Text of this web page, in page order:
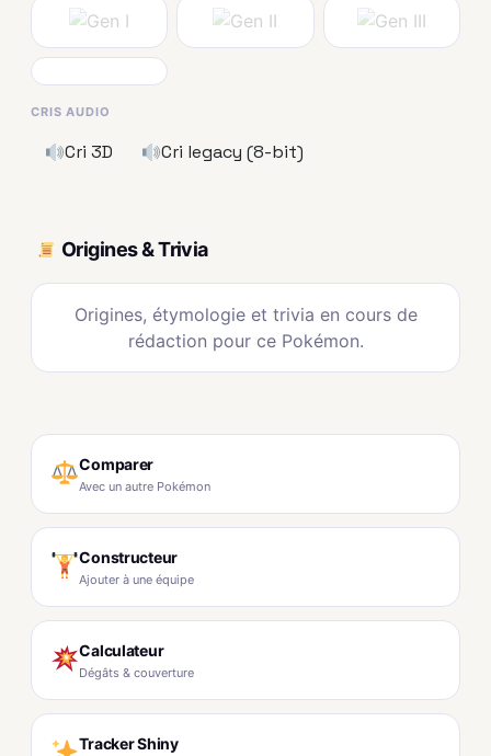
CRIS AUDIO
Cri 3D Cri legacy (8-bit)
Origines & Trivia
Origines, étymologie et trivia en cours de
rédaction pour ce Pokémon.
Comparer
Avec un autre Pokémon
Constructeur
Ajouter à une équipe
Calculateur
Dégâts & couverture
Tracker Shiny